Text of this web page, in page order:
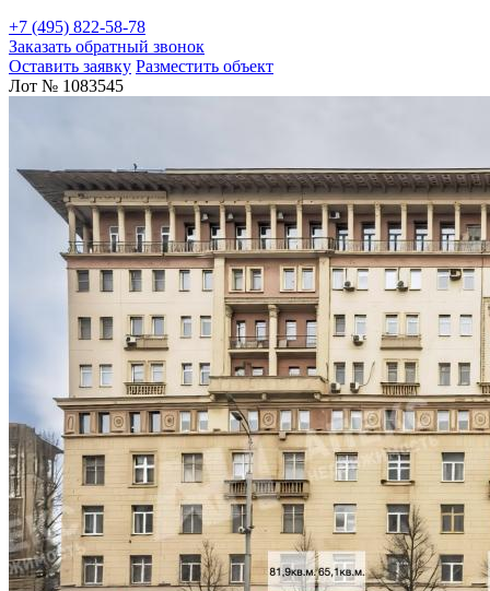
+7 (495) 822-58-78
Заказать обратный звонок
Оставить заявку Разместить объект
Лот № 1083545